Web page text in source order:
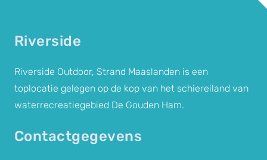
Riverside
Riverside Outdoor, Strand Maaslanden is een
toplocatie gelegen op de kop van het schiereiland van
waterrecreatiegebied De Gouden Ham.
Contactgegevens